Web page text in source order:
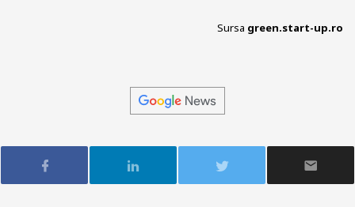
Sursa green.start-up.ro